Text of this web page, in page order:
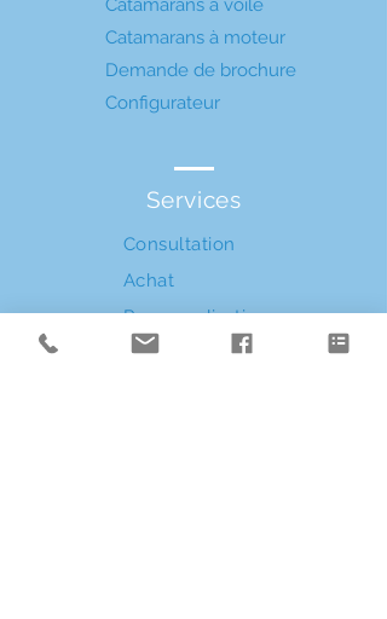
Catamarans à voile
Catamarans à moteur
Demande de brochure
Configurateur
Services
Consultation
Achat
Personnalisation
Assurance